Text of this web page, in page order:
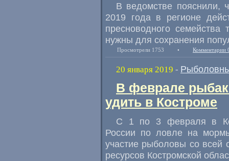
В ведомстве пояснили,
2019 года в регионе
пресноводного
нужны для сохранения
Просмотрели 1753 • Комментарии
20 января 2019 -
В феврале
удить в Костроме
С 1 по 3 февраля в
России по ловле на
участие рыболовы со всей
ресурсов Костромской